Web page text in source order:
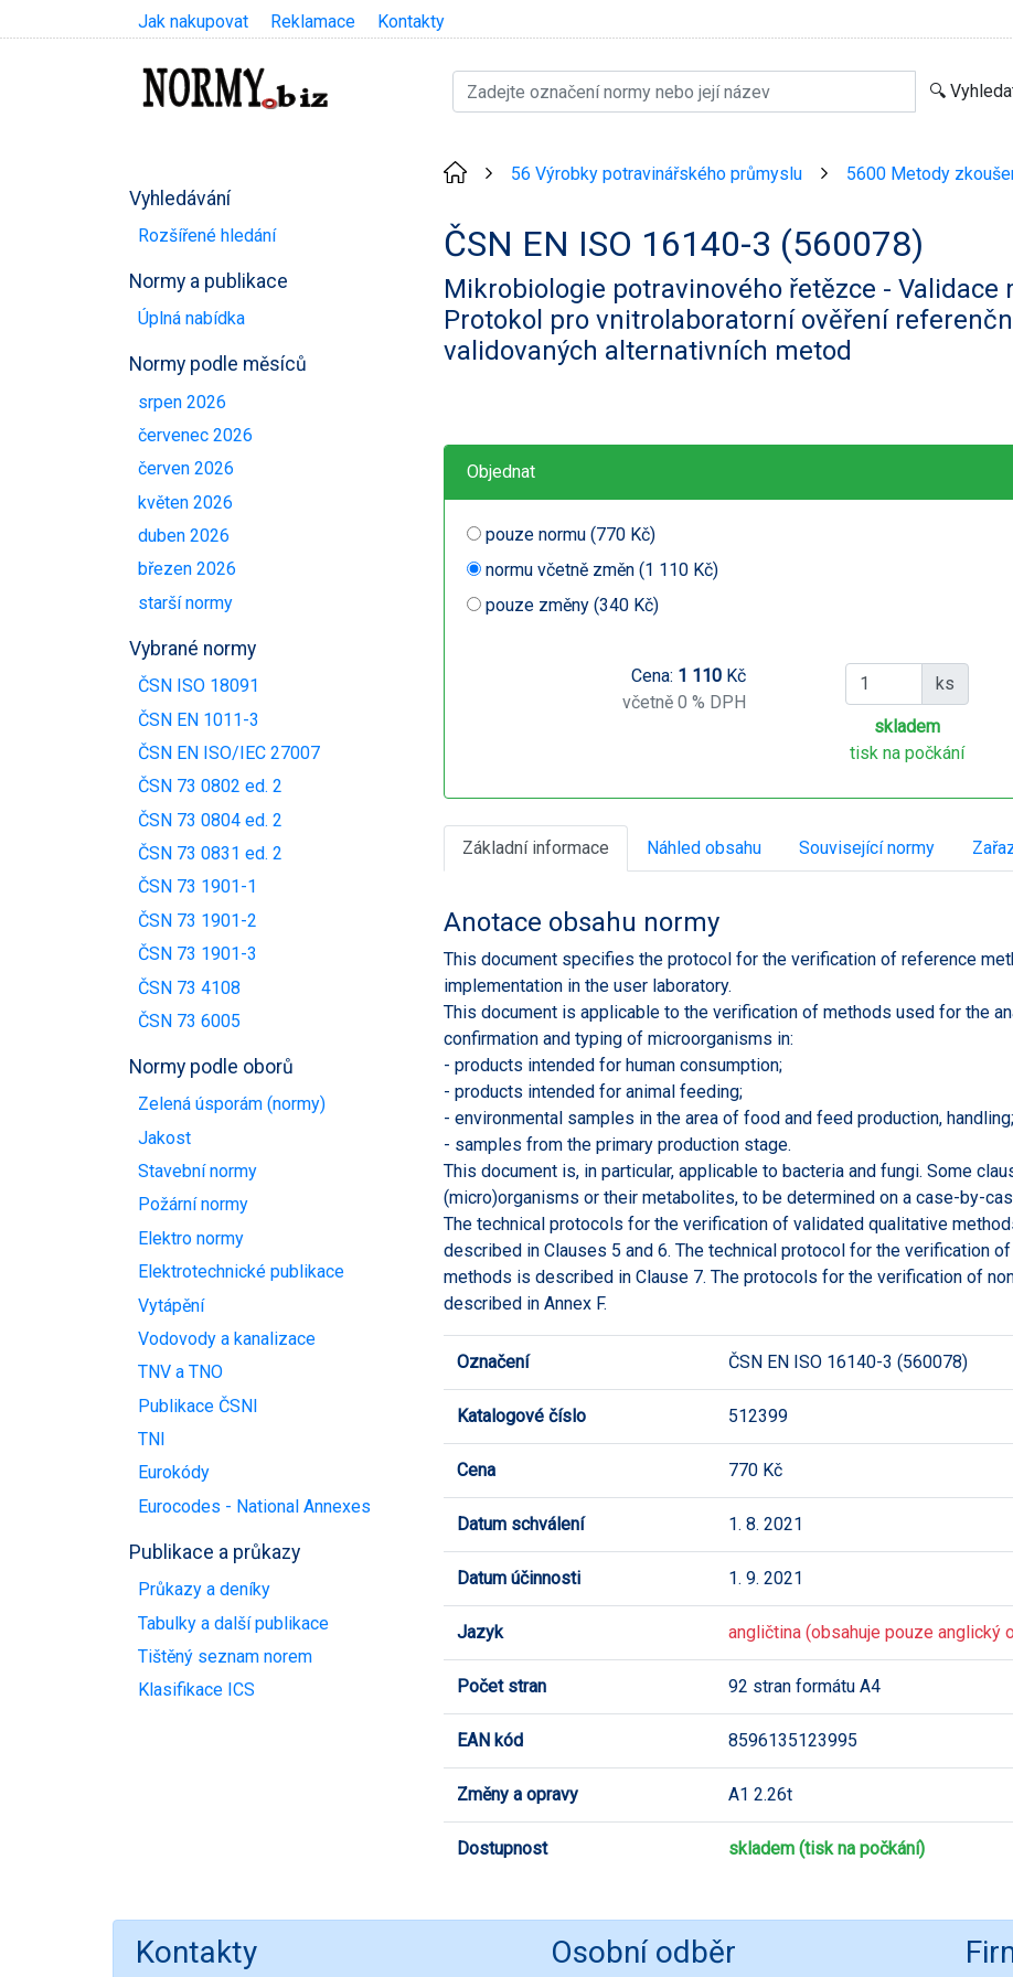
Jak nakupovat Reklamace Kontakty
Vyhledávání
Rozšířené hledání
Normy a publikace
Úplná nabídka
Normy podle měsíců
srpen 2026
červenec 2026
červen 2026
květen 2026
duben 2026
březen 2026
starší normy
Vybrané normy
ČSN ISO 18091
ČSN EN 1011-3
ČSN EN ISO/IEC 27007
ČSN 73 0802 ed. 2
ČSN 73 0804 ed. 2
ČSN 73 0831 ed. 2
ČSN 73 1901-1
ČSN 73 1901-2
ČSN 73 1901-3
ČSN 73 4108
ČSN 73 6005
Normy podle oborů
Zelená úsporám (normy)
Jakost
Stavební normy
Požární normy
Elektro normy
Elektrotechnické publikace
Vytápění
Vodovody a kanalizace
TNV a TNO
Publikace ČSNI
TNI
Eurokódy
Eurocodes - National Annexes
Publikace a průkazy
Průkazy a deníky
Tabulky a další publikace
Tištěný seznam norem
Klasifikace ICS
56 Výrobky potravinářského průmyslu 5600 Metody
ČSN EN ISO 16140-3 (560078)
Mikrobiologie potravinového řetězce - Validace
Protokol pro vnitrolaboratorní ověření
validovaných alternativních metod
Objednat
pouze normu (770 Kč)
normu včetně změn (1 110 Kč)
pouze změny (340 Kč)
Cena: 1 110Kč
včetně 0 % DPH
ks
skladem
tisk na počkání
Základní informace Náhled obsahu Související normy
Anotace obsahu normy
This document specifies the protocol for the verification of reference
implementation in the user laboratory.
This document is applicable to the verification of methods used for the
confirmation and typing of microorganisms in:
- products intended for human consumption;
- products intended for animal feeding;
- environmental samples in the area of food and feed production, handling;
- samples from the primary production stage.
This document is, in particular, applicable to bacteria and fungi. Some
(micro)organisms or their metabolites, to be determined on a case-by-
The technical protocols for the verification of validated qualitative
described in Clauses 5 and 6. The technical protocol for the verification
methods is described in Clause 7. The protocols for the verification of
described in Annex F.
Označení ČSN EN ISO 16140-3 (560078)
Katalogové číslo 512399
Cena 770 Kč
Datum schválení 1. 8. 2021
Datum účinnosti 1. 9. 2021
Jazyk angličtina (obsahuje pouze anglický
Počet stran 92 stran formátu A4
EAN kód 8596135123995
Změny a opravy A1 2.26t
Dostupnost skladem (tisk na počkání)
Kontakty Osobní odběr